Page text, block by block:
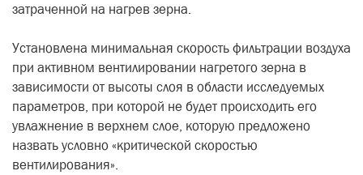
затраченной на нагрев зерна.
Установлена минимальная скорость фильтрации воздуха
при активном вентилировании нагретого зерна в
зависимости от высоты слоя в области исследуемых
параметров, при которой не будет происходить его
увлажнение в верхнем слое, которую предложено
назвать условно «критической скоростью
вентилирования».